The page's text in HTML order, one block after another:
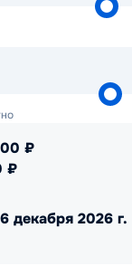
₽
₽
6 декабря 2026 г.